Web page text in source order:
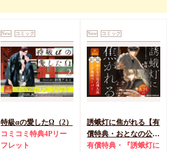
New コミック
特級αの愛したΩ（2）
コミコミ特典4Pリー
フレット
New コミック
誘蛾灯に焦がれる【有
償特典・おとなの公式
同人誌】
有償特典・『誘蛾灯に